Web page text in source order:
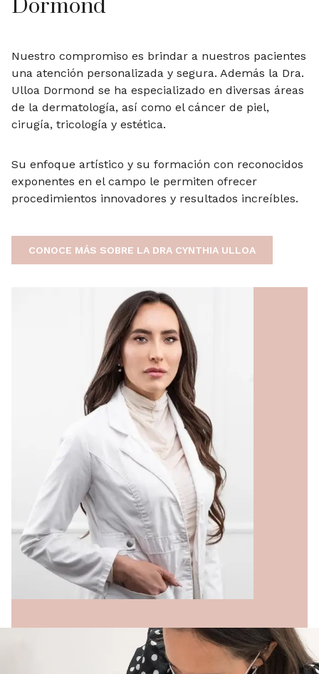
Dormond
Nuestro compromiso es brindar a nuestros pacientes
una atención personalizada y segura. Además la Dra.
Ulloa Dormond se ha especializado en diversas áreas
de la dermatología, así como el cáncer de piel,
cirugía, tricología y estética.
Su enfoque artístico y su formación con reconocidos
exponentes en el campo le permiten ofrecer
procedimientos innovadores y resultados increíbles.
CONOCE MÁS SOBRE LA DRA CYNTHIA ULLOA